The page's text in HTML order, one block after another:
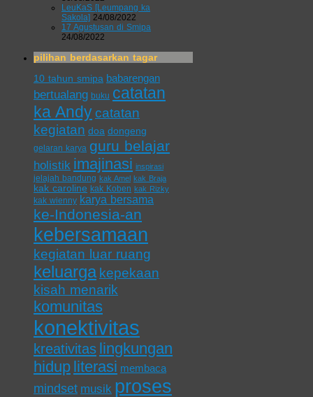
LeuKaS [Leumpang ka
Sakola] 24/08/2022
17 Agustusan di Smipa
24/08/2022
pilihan berdasarkan tagar
10 tahun smipa babarengan
bertualang buku catatan
ka Andy catatan
kegiatan doa dongeng
gelaran karya guru belajar
holistik imajinasi inspirasi
jelajah bandung kak Amel kak Braja
kak caroline kak Koben kak Rizky
kak wienny karya bersama
ke-Indonesia-an
kebersamaan
kegiatan luar ruang
keluarga kepekaan
kisah menarik
komunitas
konektivitas
kreativitas lingkungan
hidup literasi membaca
mindset musik proses